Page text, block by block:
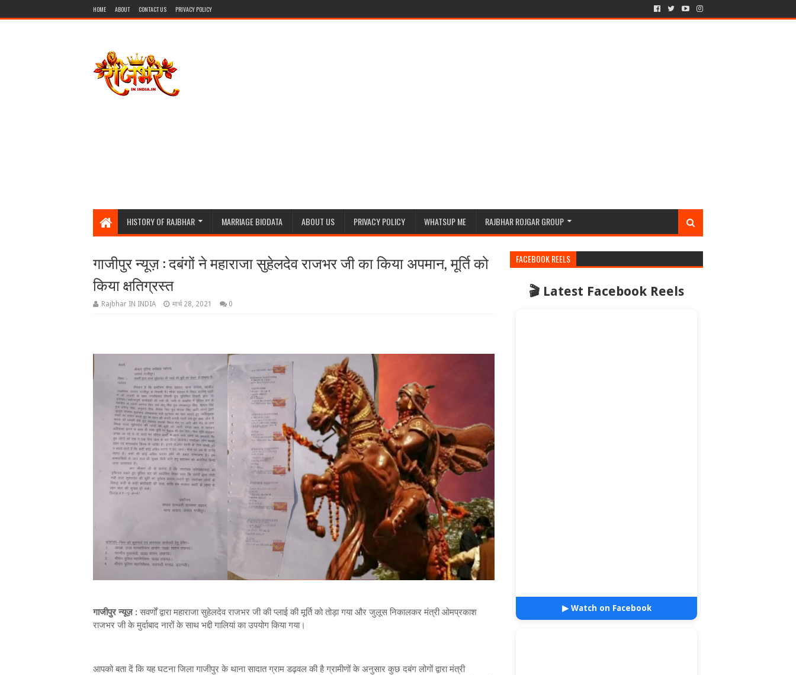
HOME ABOUT CONTACT US PRIVACY POLICY
HISTORY OF RAJBHAR MARRIAGE BIODATA ABOUT US PRIVACY POLICY WHATSUP ME RAJBHAR ROJGAR GROUP
गाजीपुर न्यूज़ : दबंगों ने महाराजा सुहेलदेव राजभर जी का किया अपमान, मूर्ति को
किया क्षतिग्रस्त
Rajbhar IN INDIA मार्च 28, 2021 0
गाजीपुर न्यूज़ : सवर्णों द्वारा महाराजा सुहेलदेव राजभर जी की प्लाई की मूर्ति को तोड़ा गया और जुलूस निकालकर मंत्री ओमप्रकाश
राजभर जी के मुर्दाबाद नारों के साथ भद्दी गालियां का उपयोग किया गया।
आपको बता दें कि यह घटना जिला गाजीपुर के थाना सादात ग्राम डढ़वल की है ग्रामीणों के अनुसार कुछ दबंग लोगों द्वारा मंत्री
FACEBOOK REELS
🎬 Latest Facebook Reels
▶ Watch on Facebook